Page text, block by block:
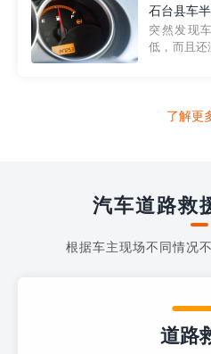
越者小程
的在线服务
石台县车
突然发现
低，而且还
打了解更
汽车道路救
根据车主现场不同情况
道路